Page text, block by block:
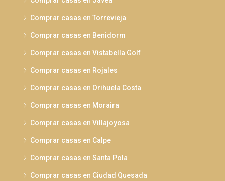
Comprar casas en Torrevieja
Comprar casas en Benidorm
Comprar casas en Vistabella Golf
Comprar casas en Rojales
Comprar casas en Orihuela Costa
Comprar casas en Moraira
Comprar casas en Villajoyosa
Comprar casas en Calpe
Comprar casas en Santa Pola
Comprar casas en Ciudad Quesada